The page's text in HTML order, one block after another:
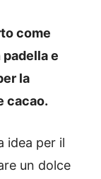
come
e
la
cacao.
idea per il
un dolce